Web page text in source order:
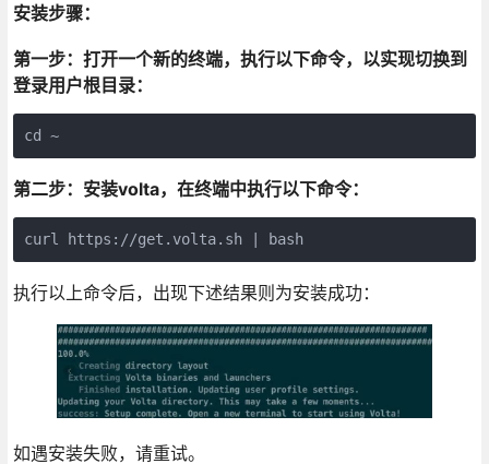
安装步骤：
第一步：打开一个新的终端，执行以下命令，以实现切换到
登录用户根目录：
cd ~
第二步：安装volta，在终端中执行以下命令：
curl https://get.volta.sh | bash
执行以上命令后，出现下述结果则为安装成功：
如遇安装失败，请重试。